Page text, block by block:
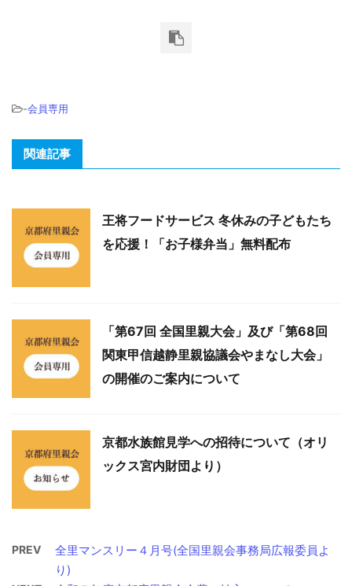
-会員専用
関連記事
王将フードサービス 冬休みの子どもたち
を応援！「お子様弁当」無料配布
「第67回 全国里親大会」及び「第68回
関東甲信越静里親協議会やまなし大会」
の開催のご案内について
京都水族館見学への招待について（オリ
ックス宮内財団より）
PREV
全里マンスリー４月号(全国里親会事務局広報委員よ
り)